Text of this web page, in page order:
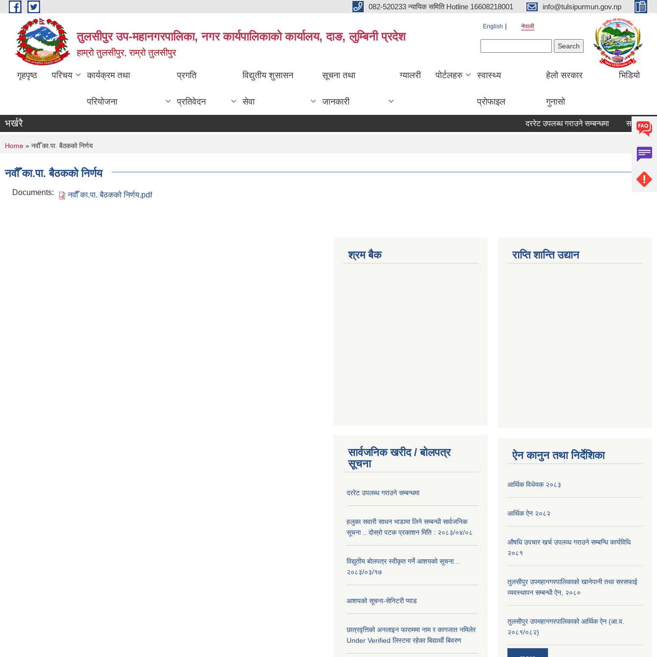
Skip to main content 082-520233 न्यायिक समिति Hotline 16608218001 info@tulsipurmun.gov.np
तुलसीपुर उप-महानगरपालिका, नगर कार्यपालिकाको कार्यालय, दाङ, लुम्बिनी प्रदेश
हाम्रो तुलसीपुर, राम्रो तुलसीपुर
English नेपाली
गृहपृष्ठ परिचय कार्यक्रम तथा
परियोजना
प्रगति
प्रतिवेदन
विद्युतीय शुसासन
सेवा
सूचना तथा
जानकारी
ग्यालरी पोर्टलहरु स्वास्थ्य
प्रोफाइल
हेलो सरकार
गुनासो
भिडियो
भर्खरै दररेट उपलब्ध गराउने सम्बन्धमा सरुवा
You are here
Home » नवौँ का.पा. बैठकको निर्णय
नवौँ का.पा. बैठकको निर्णय
Documents: नवौँ का.पा. बैठकको निर्णय.pdf
श्रम बैक
सार्वजनिक खरीद / बोलपत्र
सूचना
दररेट उपलब्ध गराउने सम्बन्धमा
हलुका सवारी साधन भाडामा लिने सम्बन्धी सार्वजनिक
सूचना .. दोस्रो पटक प्रकाशन मिति : २०८३/०४/०८
विद्युतीय बोलपत्र स्वीकृत गर्ने आशयको सूचना...
२०८३/०३/१७
आशयको सूचना-सेनिटरी प्याड
छात्रवृत्तिको अनलाइन फाराममा नाम र कागजात नमिलेर
Under Verified लिस्टमा रहेका बिद्यार्थी बिवरण
राप्ति शान्ति उद्यान
ऐन कानुन तथा निर्देशिका
आर्थिक विधेयक २०८३
आर्थिक ऐन २०८२
औषधि उपचार खर्च उपलव्ध गराउने सम्बन्धि कार्यविधि
२०८१
तुलसीपुर उपमहानगरपालिकाको खानेपानी तथा सरसफाई
व्यवस्थापन सम्बन्धी ऐन, २०८०
तुलसीपुर उपमहानगरपालिकाको आर्थिक ऐन (आ.व.
२०८१/०८२)